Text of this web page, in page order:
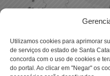
Utilizamos cookies para aprimorar
de serviços do estado de Santa
concorda com o uso de cookies e
do portal. Ao clicar em "Negar" os